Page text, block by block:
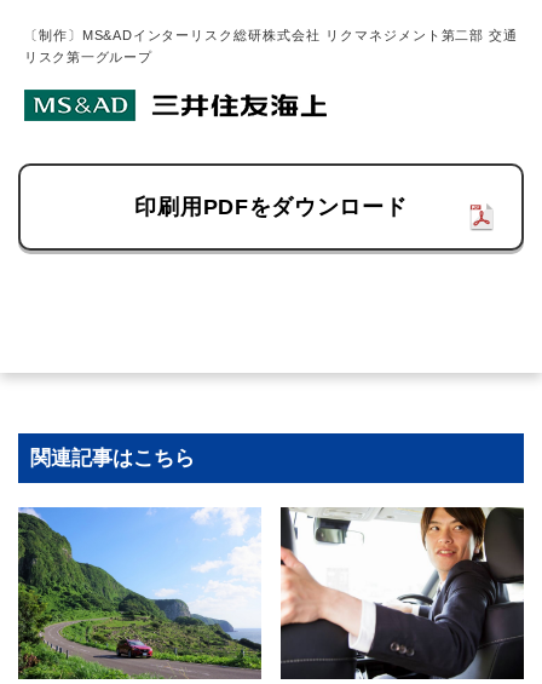
〔制作〕MS&ADインターリスク総研株式会社 リクマネジメント第二部 交通
リスク第一グループ
印刷用PDFをダウンロード
関連記事はこちら